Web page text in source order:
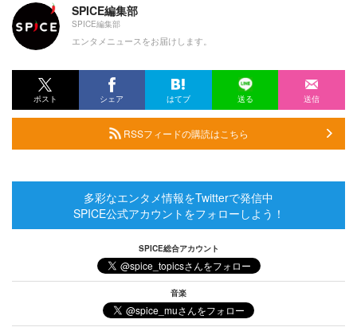
SPICE編集部
SPICE編集部
エンタメニュースをお届けします。
ポスト シェア はてブ 送る 送信
RSSフィードの購読はこちら
多彩なエンタメ情報をTwitterで発信中
SPICE公式アカウントをフォローしよう！
SPICE総合アカウント
音楽